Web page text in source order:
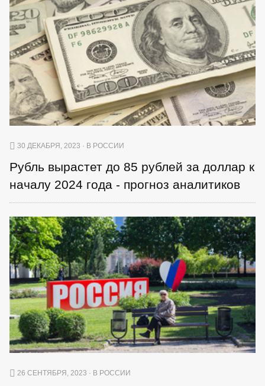
30 ДЕКАБРЯ, 2023 · В РОССИИ
Рубль вырастет до 85 рублей за доллар к
началу 2024 года - прогноз аналитиков
26 СЕНТЯБРЯ, 2023 · В РОССИИ